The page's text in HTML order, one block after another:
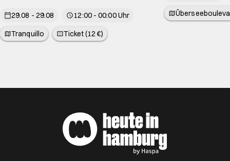
29.08 - 29.08
12:00 - 00:00 Uhr
Tranquillo
Ticket (12 €)